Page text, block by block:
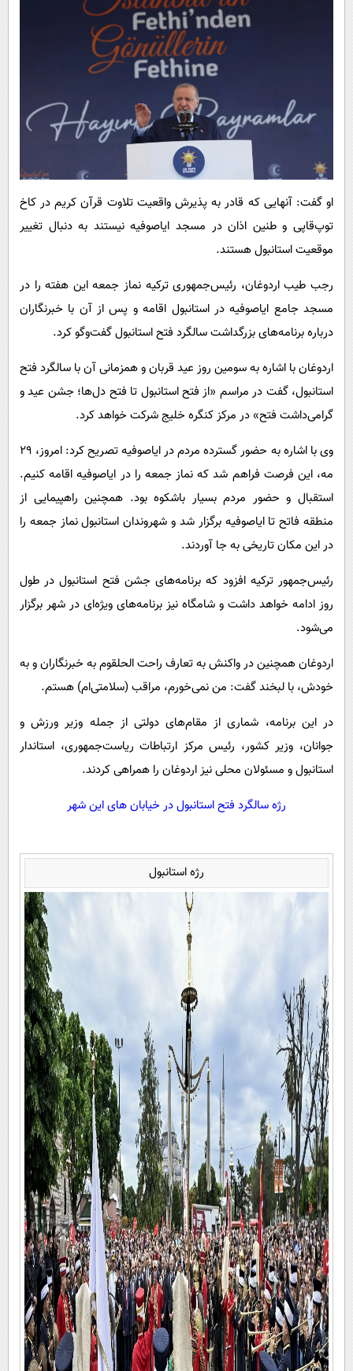
او گفت: آنهایی که قادر به پذیرش واقعیت تلاوت قرآن کریم در کاخ
توپ‌قاپی و طنین اذان در مسجد ایاصوفیه نیستند به دنبال تغییر
موقعیت استانبول هستند.
رجب طیب اردوغان، رئیس‌جمهوری ترکیه نماز جمعه این هفته را در
مسجد جامع ایاصوفیه در استانبول اقامه و پس از آن با خبرنگاران
درباره برنامه‌های بزرگداشت سالگرد فتح استانبول گفت‌وگو کرد.
اردوغان با اشاره به سومین روز عید قربان و همزمانی آن با سالگرد فتح
استانبول، گفت در مراسم «از فتح استانبول تا فتح دل‌ها؛ جشن عید و
گرامی‌داشت فتح» در مرکز کنگره خلیج شرکت خواهد کرد.
وی با اشاره به حضور گسترده مردم در ایاصوفیه تصریح کرد: امروز، 29
مه، این فرصت فراهم شد که نماز جمعه را در ایاصوفیه اقامه کنیم.
استقبال و حضور مردم بسیار باشکوه بود. همچنین راهپیمایی از
منطقه فاتح تا ایاصوفیه برگزار شد و شهروندان استانبول نماز جمعه را
در این مکان تاریخی به جا آوردند.
رئیس‌جمهور ترکیه افزود که برنامه‌های جشن فتح استانبول در طول
روز ادامه خواهد داشت و شامگاه نیز برنامه‌های ویژه‌ای در شهر برگزار
می‌شود.
اردوغان همچنین در واکنش به تعارف راحت الحلقوم به خبرنگاران و به
خودش، با لبخند گفت: من نمی‌خورم، مراقب (سلامتی‌ام) هستم.
در این برنامه، شماری از مقام‌های دولتی از جمله وزیر ورزش و
جوانان، وزیر کشور، رئیس مرکز ارتباطات ریاست‌جمهوری، استاندار
استانبول و مسئولان محلی نیز اردوغان را همراهی کردند.
رژه سالگرد فتح استانبول در خیابان های این شهر
رژه استانبول